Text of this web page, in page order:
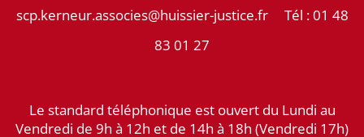
Allerscp.kerneur.associes@huissier-justice.fr Tél :01 48
83 01 27
Le standard téléphonique est ouvert du Lundi au
Vendredi de 9h à 12h et de 14h à 18h (Vendredi 17h)